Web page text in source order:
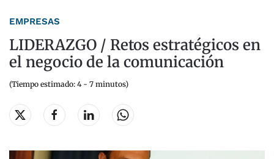
EMPRESAS
LIDERAZGO / Retos estratégicos en
el negocio de la comunicación
(Tiempo estimado: 4 - 7 minutos)